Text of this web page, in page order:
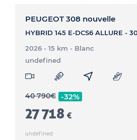
PEUGEOT 308 nouvelle
2026 - 15 km - Blanc
undefined
40 790€ -32%
27 718 €
undefined